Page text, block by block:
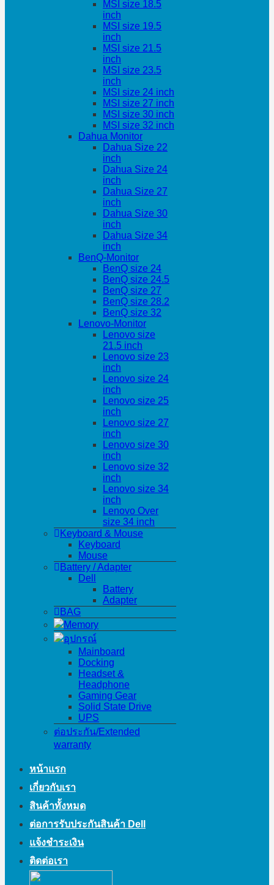
MSI size 18.5
inch
MSI size 19.5
inch
MSI size 21.5
inch
MSI size 23.5
inch
MSI size 24 inch
MSI size 27 inch
MSI size 30 inch
MSI size 32 inch
Dahua Monitor
Dahua Size 22
inch
Dahua Size 24
inch
Dahua Size 27
inch
Dahua Size 30
inch
Dahua Size 34
inch
BenQ-Monitor
BenQ size 24
BenQ size 24.5
BenQ size 27
BenQ size 28.2
BenQ size 32
Lenovo-Monitor
Lenovo size
21.5 inch
Lenovo size 23
inch
Lenovo size 24
inch
Lenovo size 25
inch
Lenovo size 27
inch
Lenovo size 30
inch
Lenovo size 32
inch
Lenovo size 34
inch
Lenovo Over
size 34 inch
Keyboard & Mouse
Keyboard
Mouse
Battery / Adapter
Dell
Battery
Adapter
BAG
Memory
อุปกรณ์
Mainboard
Docking
Headset &
Headphone
Gaming Gear
Solid State Drive
UPS
ต่อประกัน/Extended
warranty
หน้าแรก
เกี่ยวกับเรา
สินค้าทั้งหมด
ต่อการรับประกันสินค้า Dell
แจ้งชำระเงิน
ติดต่อเรา